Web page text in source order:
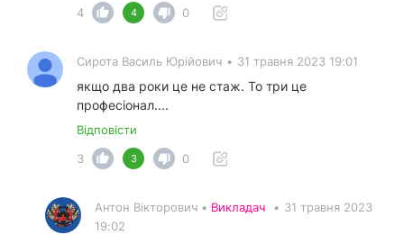
4
4 0
Сирота Василь Юрійович • 31 травня 2023 19:01
якщо два роки це не стаж. То три це
професіонал....
Відповісти
3
3 0
Антон Вікторович • Викладач • 31 травня 2023
19:02